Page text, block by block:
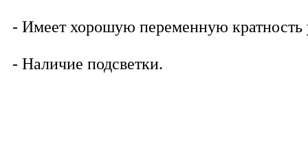
- Имеет хорошую переменную кратность
- Наличие подсветки.